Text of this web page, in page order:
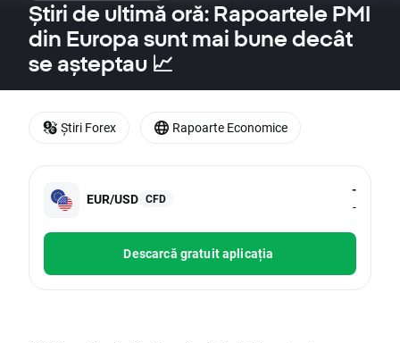
Știri de ultimă oră: Rapoartele PMI
din Europa sunt mai bune decât
se așteptau 📈
EUR/USD CFD
-
-
Descarcă gratuit aplicația
Știri Forex Rapoarte Economice